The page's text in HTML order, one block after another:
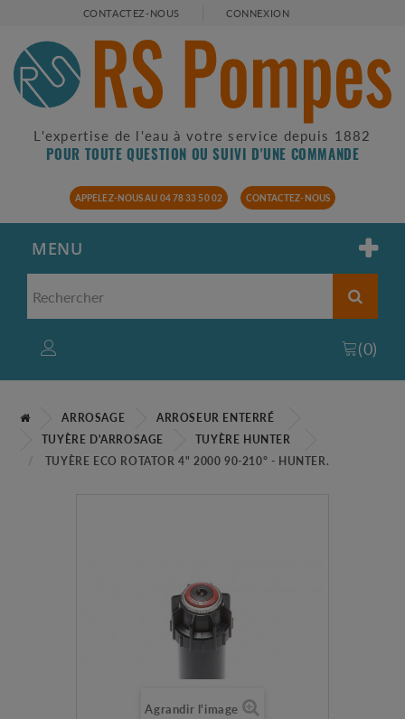
CONTACTEZ-NOUS CONNEXION
L'expertise de l'eau à votre service depuis 1882
POUR TOUTE QUESTION OU SUIVI D'UNE COMMANDE
APPELEZ-NOUS AU 04 78 33 50 02 CONTACTEZ-NOUS
MENU
(0)
ARROSAGE
ARROSEUR ENTERRÉ
TUYÈRE D'ARROSAGE
TUYÈRE HUNTER
TUYÈRE ECO ROTATOR 4" 2000 90-210° - HUNTER.
Agrandir l'image